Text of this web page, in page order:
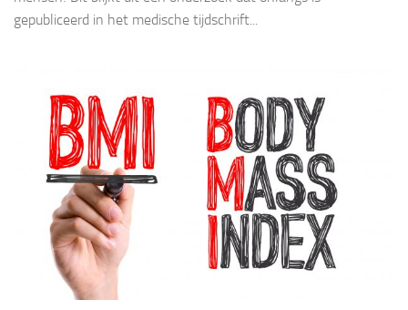
gepubliceerd in het medische tijdschrift...